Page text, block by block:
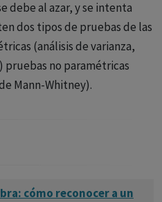
debe al azar, y se intenta
dos tipos de pruebas de las
(análisis de varianza,
no paramétricas
Mann-Whitney).
cómo reconocer a un